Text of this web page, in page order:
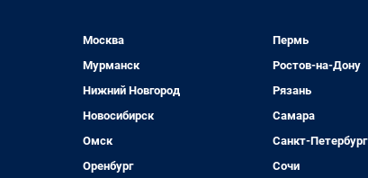
Москва
Мурманск
Нижний Новгород
Новосибирск
Омск
Оренбург
Пермь
Ростов-на-Дону
Рязань
Самара
Санкт-Петербург
Сочи